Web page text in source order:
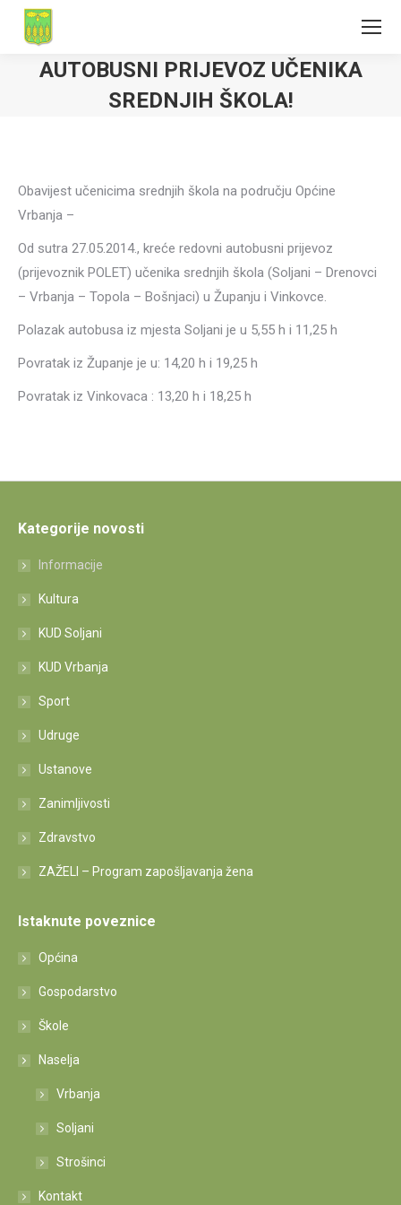
AUTOBUSNI PRIJEVOZ UČENIKA
SREDNJIH ŠKOLA!
Obavijest učenicima srednjih škola na području Općine
Vrbanja –
Od sutra 27.05.2014., kreće redovni autobusni prijevoz
(prijevoznik POLET) učenika srednjih škola (Soljani – Drenovci
– Vrbanja – Topola – Bošnjaci) u Županju i Vinkovce.
Polazak autobusa iz mjesta Soljani je u 5,55 h i 11,25 h
Povratak iz Županje je u: 14,20 h i 19,25 h
Povratak iz Vinkovaca : 13,20 h i 18,25 h
Kategorije novosti
Informacije
Kultura
KUD Soljani
KUD Vrbanja
Sport
Udruge
Ustanove
Zanimljivosti
Zdravstvo
ZAŽELI – Program zapošljavanja žena
Istaknute poveznice
Općina
Gospodarstvo
Škole
Naselja
Vrbanja
Soljani
Strošinci
Kontakt